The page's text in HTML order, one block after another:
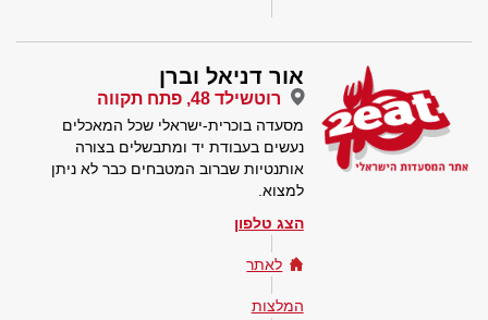
אור דניאל וברן
רוטשילד 48, פתח תקווה
מסעדה בוכרית-ישראלי שכל המאכלים
נעשים בעבודת יד ומתבשלים בצורה
אותנטיות שברוב המטבחים כבר לא ניתן
למצוא.
הצג טלפון
לאתר
המלצות